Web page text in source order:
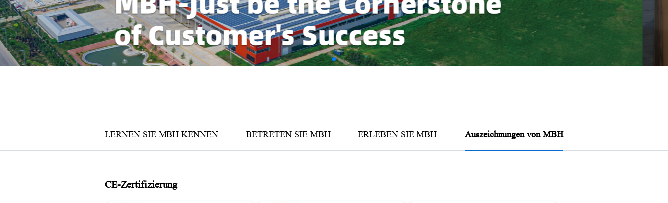
Laufband AMV Serie
LERNEN SIE MBH KENNEN BETRETEN SIE MBH ERLEBEN SIE MBH Auszeichnungen von MBH
CE-Zertifizierung